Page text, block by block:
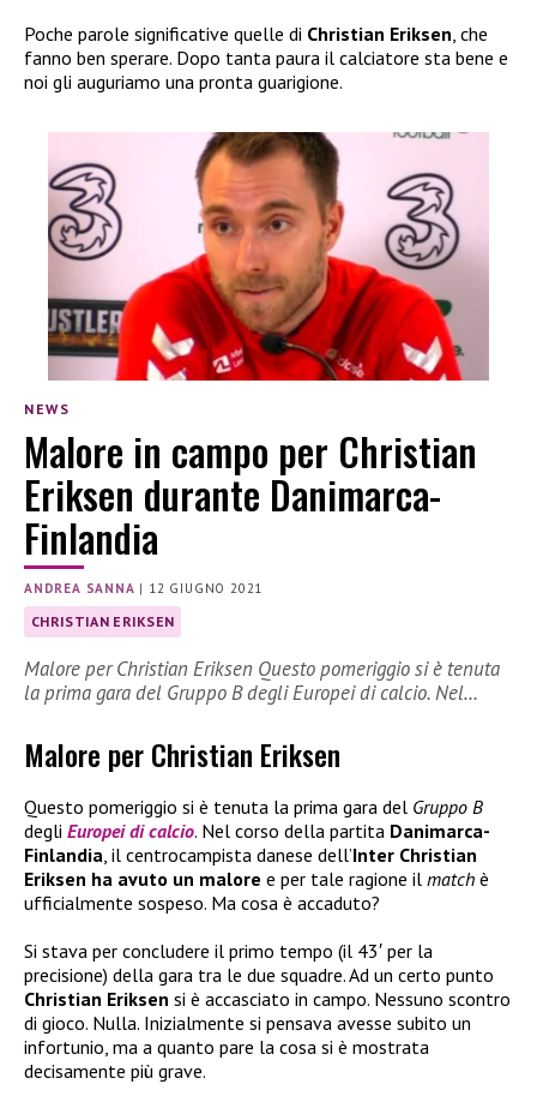
Poche parole significative quelle di Christian Eriksen, che
fanno ben sperare. Dopo tanta paura il calciatore sta bene e
noi gli auguriamo una pronta guarigione.
NEWS
Malore in campo per Christian
Eriksen durante Danimarca-
Finlandia
ANDREA SANNA | 12 GIUGNO 2021
CHRISTIAN ERIKSEN
Malore per Christian Eriksen Questo pomeriggio si è tenuta
la prima gara del Gruppo B degli Europei di calcio. Nel…
Malore per Christian Eriksen
Questo pomeriggio si è tenuta la prima gara del Gruppo B
degli Europei di calcio. Nel corso della partita Danimarca-
Finlandia , il centrocampista danese dell’Inter Christian
Eriksen ha avuto un malore e per tale ragione il match è
ufficialmente sospeso. Ma cosa è accaduto?
Si stava per concludere il primo tempo (il 43′ per la
precisione) della gara tra le due squadre. Ad un certo punto
Christian Eriksen si è accasciato in campo. Nessuno scontro
di gioco. Nulla. Inizialmente si pensava avesse subito un
infortunio, ma a quanto pare la cosa si è mostrata
decisamente più grave.